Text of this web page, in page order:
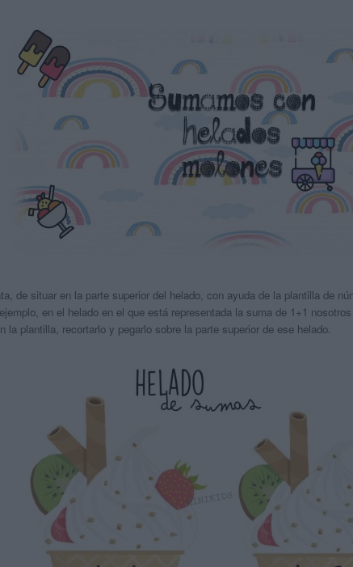
de situar en la parte superior del helado, con ayuda de la plantilla de
en el helado en el que está representada la suma de 1+1
la plantilla, recortarlo y pegarlo sobre la parte superior de ese helado.